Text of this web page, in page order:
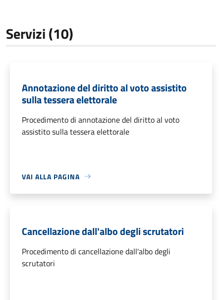
Servizi (10)
Annotazione del diritto al voto assistito
sulla tessera elettorale
Procedimento di annotazione del diritto al voto
assistito sulla tessera elettorale
VAI ALLA PAGINA
Cancellazione dall'albo degli scrutatori
Procedimento di cancellazione dall'albo degli
scrutatori